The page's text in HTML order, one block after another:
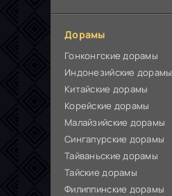
Дорамы
Гонконгские дорамы
Индонезийские дорамы
Китайские дорамы
Корейские дорамы
Малайзийские дорамы
Сингапурские дорамы
Тайваньские дорамы
Тайские дорамы
Филиппинские дорамы